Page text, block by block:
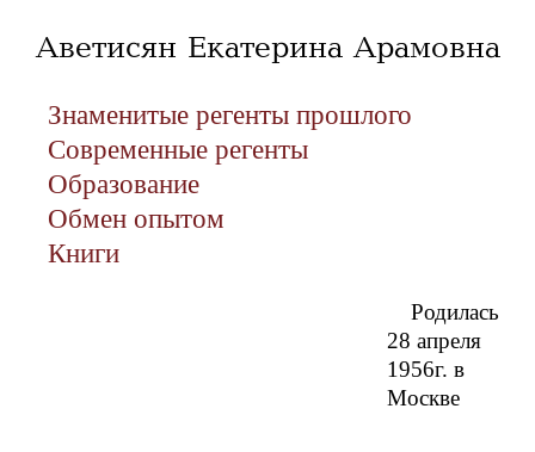
Аветисян Екатерина Арамовна
Знаменитые регенты прошлого
Современные регенты
Образование
Обмен опытом
Книги
Родилась
28 апреля
1956г. в
Москве